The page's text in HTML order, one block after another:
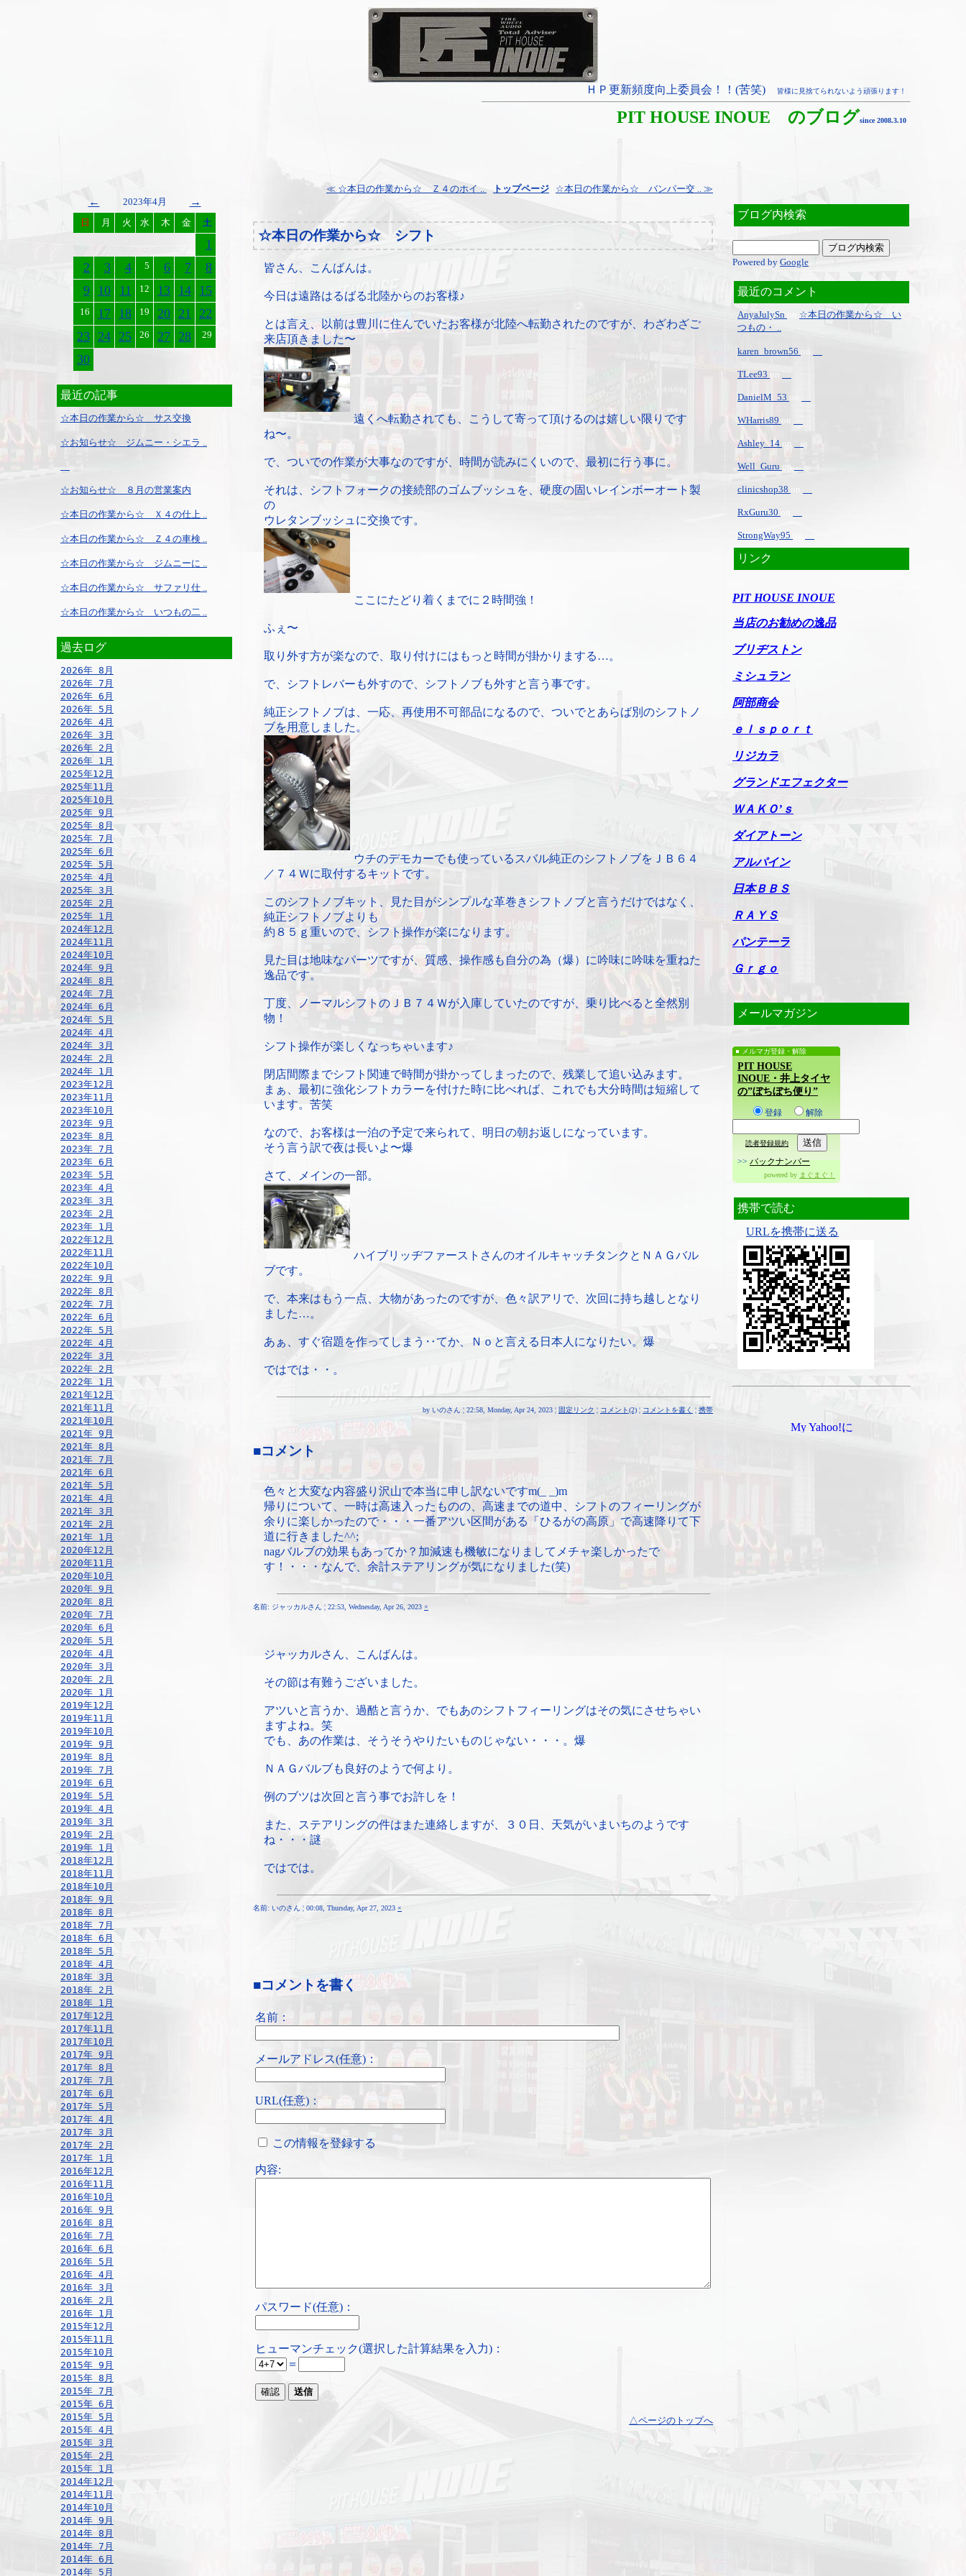
ＨＰ更新頻度向上委員会！！(苦笑) 皆様に見捨てられないよう頑張ります！
PIT HOUSE INOUE のブログsince 2008.3.10
← 2023年4月 →
日 月 火 水 木 金 土
1
2
3 4 5 6 7
8
9 10 11 12 13 14 15
16 17 18 19 20 21 22
23 24 25 26 27 28 29
30
最近の記事
☆本日の作業から☆ サス交換
☆お知らせ☆ ジムニー・シエラ ..
☆お知らせ☆ ８月の営業案内
☆本日の作業から☆ Ｘ４の仕上 ..
☆本日の作業から☆ Ｚ４の車検 ..
☆本日の作業から☆ ジムニーに ..
☆本日の作業から☆ サファリ仕 ..
☆本日の作業から☆ いつもの二 ..
過去ログ
2026年 8月
2026年 7月
2026年 6月
2026年 5月
2026年 4月
2026年 3月
2026年 2月
2026年 1月
2025年12月
2025年11月
2025年10月
2025年 9月
2025年 8月
2025年 7月
2025年 6月
2025年 5月
2025年 4月
2025年 3月
2025年 2月
2025年 1月
2024年12月
2024年11月
2024年10月
2024年 9月
2024年 8月
2024年 7月
2024年 6月
2024年 5月
2024年 4月
2024年 3月
2024年 2月
2024年 1月
2023年12月
2023年11月
2023年10月
2023年 9月
2023年 8月
2023年 7月
2023年 6月
2023年 5月
2023年 4月
2023年 3月
2023年 2月
2023年 1月
2022年12月
2022年11月
2022年10月
2022年 9月
2022年 8月
2022年 7月
2022年 6月
2022年 5月
2022年 4月
2022年 3月
2022年 2月
2022年 1月
2021年12月
2021年11月
2021年10月
2021年 9月
2021年 8月
2021年 7月
2021年 6月
2021年 5月
2021年 4月
2021年 3月
2021年 2月
2021年 1月
2020年12月
2020年11月
2020年10月
2020年 9月
2020年 8月
2020年 7月
2020年 6月
2020年 5月
2020年 4月
2020年 3月
2020年 2月
2020年 1月
2019年12月
2019年11月
2019年10月
2019年 9月
2019年 8月
2019年 7月
2019年 6月
2019年 5月
2019年 4月
2019年 3月
2019年 2月
2019年 1月
2018年12月
2018年11月
2018年10月
2018年 9月
2018年 8月
2018年 7月
2018年 6月
2018年 5月
2018年 4月
2018年 3月
2018年 2月
2018年 1月
2017年12月
2017年11月
2017年10月
2017年 9月
2017年 8月
2017年 7月
2017年 6月
2017年 5月
2017年 4月
2017年 3月
2017年 2月
2017年 1月
2016年12月
2016年11月
2016年10月
2016年 9月
2016年 8月
2016年 7月
2016年 6月
2016年 5月
2016年 4月
2016年 3月
2016年 2月
2016年 1月
2015年12月
2015年11月
2015年10月
2015年 9月
2015年 8月
2015年 7月
2015年 6月
2015年 5月
2015年 4月
2015年 3月
2015年 2月
2015年 1月
2014年12月
2014年11月
2014年10月
2014年 9月
2014年 8月
2014年 7月
2014年 6月
2014年 5月
≪ ☆本日の作業から☆ Ｚ４のホイ .. トップページ ☆本日の作業から☆ バンパー交 .. ≫
☆本日の作業から☆ シフト
皆さん、こんばんは。
今日は遠路はるばる北陸からのお客様♪
とは言え、以前は豊川に住んでいたお客様が北陸へ転勤されたのですが、わざわざご
来店頂きました〜
遠くへ転勤されても、こうして寄って頂けるのは嬉しい限りです
ね〜。
で、ついでの作業が大事なのですが、時間が読みにくいので、最初に行う事に。
それは、シフトフォークの接続部のゴムブッシュを、硬度の固いレインボーオート製
の
ウレタンブッシュに交換です。
ここにたどり着くまでに２時間強！
ふぇ〜
取り外す方が楽なので、取り付けにはもっと時間が掛かりまする…。
で、シフトレバーも外すので、シフトノブも外すと言う事です。
純正シフトノブは、一応、再使用不可部品になるので、ついでとあらば別のシフトノ
ブを用意しました。
ウチのデモカーでも使っているスバル純正のシフトノブをＪＢ６４
／７４Ｗに取付するキットです。
このシフトノブキット、見た目がシンプルな革巻きシフトノブと言うだけではなく、
純正シフトノブよりも
約８５ｇ重いので、シフト操作が楽になります。
見た目は地味なパーツですが、質感、操作感も自分の為（爆）に吟味に吟味を重ねた
逸品です。
丁度、ノーマルシフトのＪＢ７４Ｗが入庫していたのですが、乗り比べると全然別
物！
シフト操作が楽しくなっちゃいます♪
閉店間際までシフト関連で時間が掛かってしまったので、残業して追い込みます。
まぁ、最初に強化シフトカラーを付けた時に比べれば、これでも大分時間は短縮して
います。苦笑
なので、お客様は一泊の予定で来られて、明日の朝お返しになっています。
そう言う訳で夜は長いよ〜爆
さて、メインの一部。
ハイブリッヂファーストさんのオイルキャッチタンクとＮＡＧバル
ブです。
で、本来はもう一点、大物があったのですが、色々訳アリで、次回に持ち越しとなり
ました…。
あぁ、すぐ宿題を作ってしまう‥てか、Ｎｏと言える日本人になりたい。爆
ではでは・・。
by いのさん ¦ 22:58, Monday, Apr 24, 2023 ¦ 固定リンク ¦ コメント(2) ¦ コメントを書く ¦ 携帯
■コメント
色々と大変な内容盛り沢山で本当に申し訳ないですm(_ _)m
帰りについて、一時は高速入ったものの、高速までの道中、シフトのフィーリングが
余りに楽しかったので・・・一番アツい区間がある「ひるがの高原」で高速降りて下
道に行きました^^;
nagバルブの効果もあってか？加減速も機敏になりましてメチャ楽しかったで
す！・・・なんで、余計ステアリングが気になりました(笑)
名前: ジャッカルさん ¦ 22:53, Wednesday, Apr 26, 2023 ×
ジャッカルさん、こんばんは。
その節は有難うございました。
アツいと言うか、過酷と言うか、でもあのシフトフィーリングはその気にさせちゃい
ますよね。笑
でも、あの作業は、そうそうやりたいものじゃない・・・。爆
ＮＡＧバルブも良好のようで何より。
例のブツは次回と言う事でお許しを！
また、ステアリングの件はまた連絡しますが、３０日、天気がいまいちのようです
ね・・・謎
ではでは。
名前: いのさん ¦ 00:08, Thursday, Apr 27, 2023 ×
■コメントを書く
名前：
メールアドレス(任意)：
URL(任意)：
この情報を登録する
内容:
パスワード(任意)：
ヒューマンチェック(選択した計算結果を入力)：
＝
△ページのトップへ
ブログ内検索
Powered by Google
最近のコメント
AnyaJulySn
☆本日の作業から☆ い
つもの・ ..
karen_brown56 on
TLee93 on
DanielM_53 on
WHarris89 on
Ashley_14 on
Well_Guru on
clinicshop38
RxGuru30
StrongWay95
リンク
PIT HOUSE INOUE
当店のお勧めの逸品
ブリヂストン
ミシュラン
阿部商会
ｅｌｓｐｏｒｔ
リジカラ
グランドエフェクター
ＷＡＫＯ’ｓ
ダイアトーン
アルパイン
日本ＢＢＳ
ＲＡＹＳ
パンテーラ
Ｇｒｇｏ
メールマガジン
メルマガ登録・解除
PIT HOUSE
INOUE・井上タイヤ
の”ぼちぼち便り”
登録 解除
読者登録規約
>> バックナンバー
powered by まぐまぐ！
携帯で読む
URLを携帯に送る